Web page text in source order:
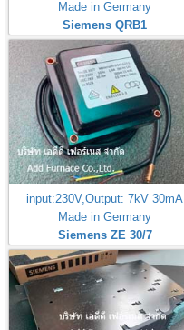
Made in Germany
Siemens QRB1
input:230V,Output: 7kV 30mA
Made in Germany
Siemens ZE 30/7